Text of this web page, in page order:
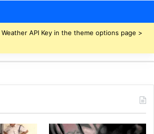
API Key in the theme options page >